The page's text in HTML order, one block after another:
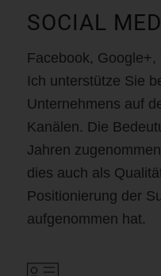
SOCIAL
Facebook, Google+,
Ich unterstütze Sie
Unternehmens auf
Kanälen. Die
Jahren
dies auch als
Positionierung der
aufgenommen hat.